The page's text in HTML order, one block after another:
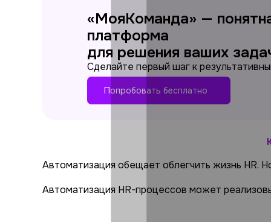
«МояКоманда» —
платформа
для решения ваших
Сделайте первый шаг к
Попробовать бесплатно
Автоматизация обещает облегчить жизнь HR.
Автоматизация HR-процессов может